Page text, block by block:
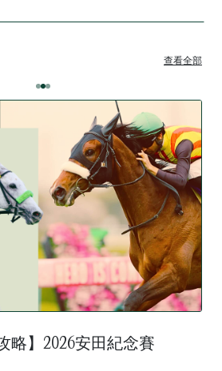
查看全部
略】2026安田紀念賽